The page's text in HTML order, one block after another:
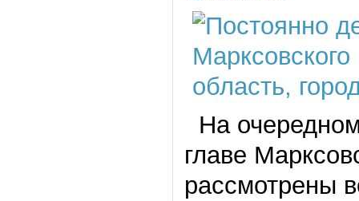
На
главе
рассмотрены